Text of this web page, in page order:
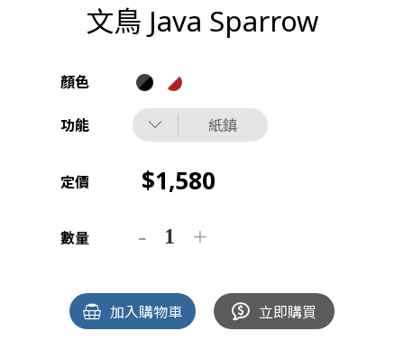
文鳥 Java Sparrow
顏色
功能 紙鎮
定價 1,580
數量
加入購物車 立即購買